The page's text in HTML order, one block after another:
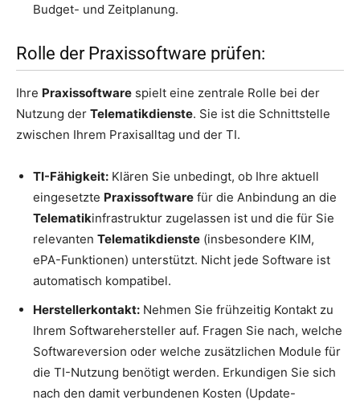
Budget- und Zeitplanung.
Rolle der Praxissoftware prüfen:
Ihre Praxissoftware spielt eine zentrale Rolle bei der
Nutzung der Telematikdienste. Sie ist die Schnittstelle
zwischen Ihrem Praxisalltag und der TI.
TI-Fähigkeit: Klären Sie unbedingt, ob Ihre aktuell
eingesetzte Praxissoftware für die Anbindung an die
Telematikinfrastruktur zugelassen ist und die für Sie
relevanten Telematikdienste (insbesondere KIM,
ePA-Funktionen) unterstützt. Nicht jede Software ist
automatisch kompatibel.
Herstellerkontakt: Nehmen Sie frühzeitig Kontakt zu
Ihrem Softwarehersteller auf. Fragen Sie nach, welche
Softwareversion oder welche zusätzlichen Module für
die TI-Nutzung benötigt werden. Erkundigen Sie sich
nach den damit verbundenen Kosten (Update-